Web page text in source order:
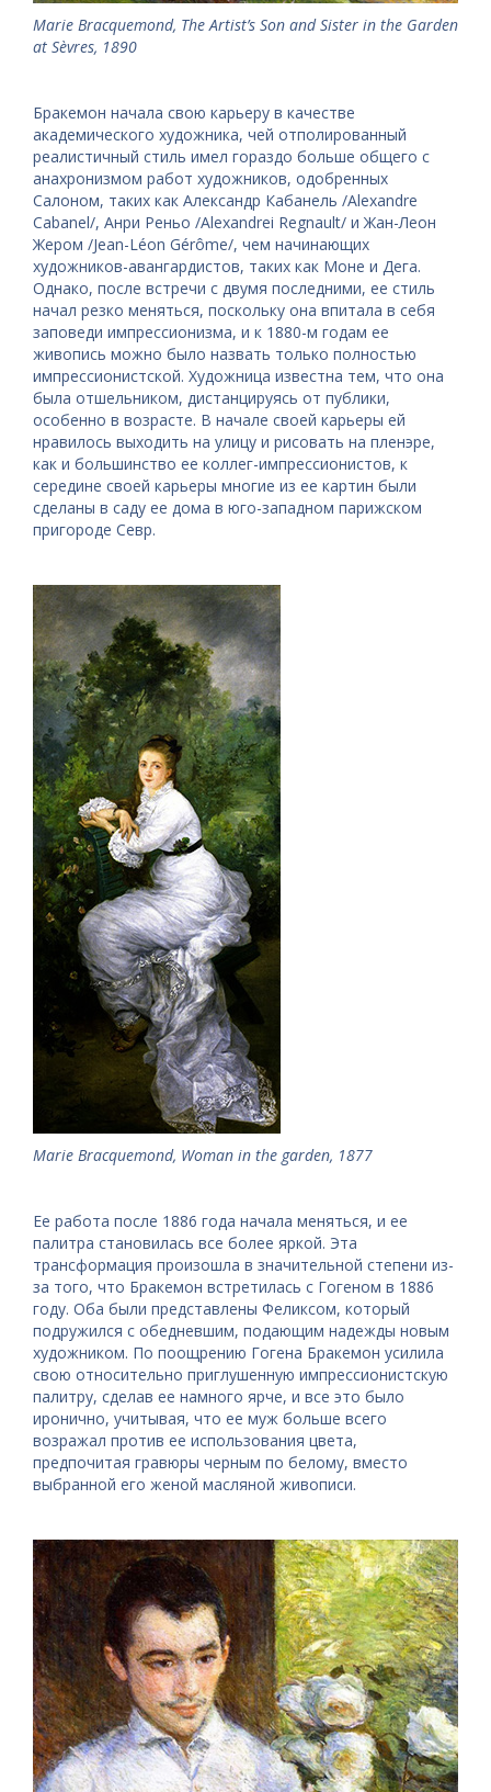
Marie Bracquemond, The Artist’s Son and Sister in the Garden
at Sèvres, 1890
Бракемон начала свою карьеру в качестве
академического художника, чей отполированный
реалистичный стиль имел гораздо больше общего с
анахронизмом работ художников, одобренных
Салоном, таких как Александр Кабанель /Alexandre
Cabanel/, Анри Реньо /Alexandrei Regnault/ и Жан-Леон
Жером /Jean-Léon Gérôme/, чем начинающих
художников-авангардистов, таких как Моне и Дега.
Однако, после встречи с двумя последними, ее стиль
начал резко меняться, поскольку она впитала в себя
заповеди импрессионизма, и к 1880-м годам ее
живопись можно было назвать только полностью
импрессионистской. Художница известна тем, что она
была отшельником, дистанцируясь от публики,
особенно в возрасте. В начале своей карьеры ей
нравилось выходить на улицу и рисовать на пленэре,
как и большинство ее коллег-импрессионистов, к
середине своей карьеры многие из ее картин были
сделаны в саду ее дома в юго-западном парижском
пригороде Севр.
Marie Bracquemond, Woman in the garden, 1877
Ее работа после 1886 года начала меняться, и ее
палитра становилась все более яркой. Эта
трансформация произошла в значительной степени из-
за того, что Бракемон встретилась с Гогеном в 1886
году. Оба были представлены Феликсом, который
подружился с обедневшим, подающим надежды новым
художником. По поощрению Гогена Бракемон усилила
свою относительно приглушенную импрессионистскую
палитру, сделав ее намного ярче, и все это было
иронично, учитывая, что ее муж больше всего
возражал против ее использования цвета,
предпочитая гравюры черным по белому, вместо
выбранной его женой масляной живописи.